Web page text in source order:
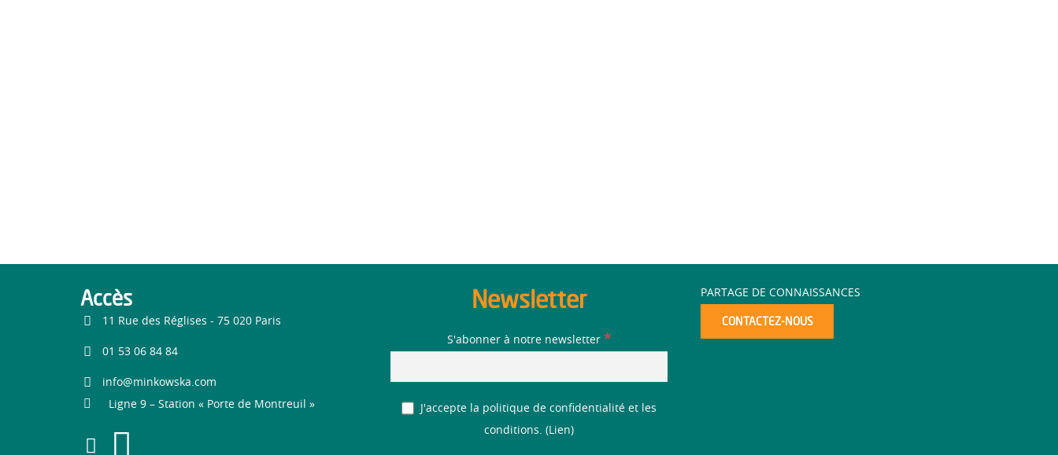
Accès
11 Rue des Réglises - 75 020 Paris
01 53 06 84 84
info@minkowska.com
Ligne 9 – Station « Porte de Montreuil »
Newsletter
S'abonner à notre newsletter *
J'accepte la politique de confidentialité et les
conditions. ( Lien)
PARTAGE DE CONNAISSANCES
CONTACTEZ-NOUS